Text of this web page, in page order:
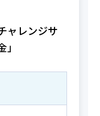
ャレンジサ